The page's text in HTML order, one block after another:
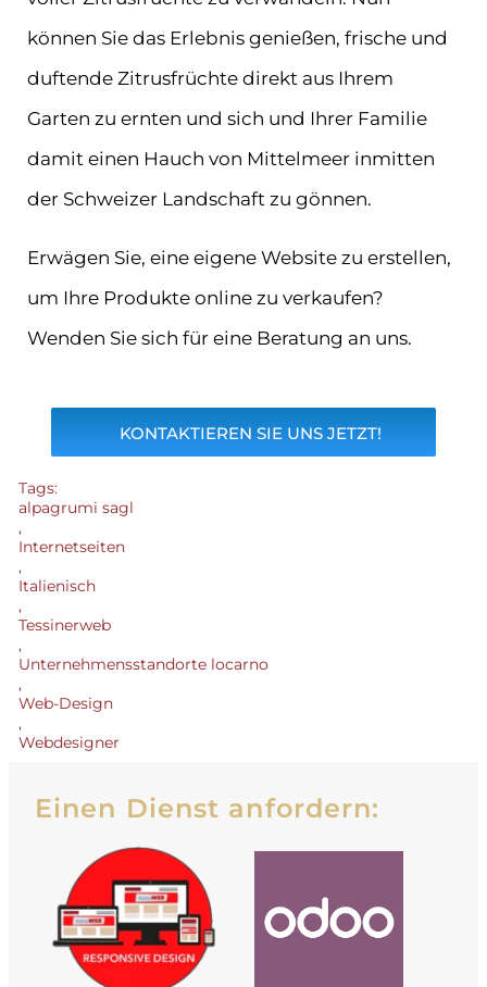
können Sie das Erlebnis genießen, frische und
duftende Zitrusfrüchte direkt aus Ihrem
Garten zu ernten und sich und Ihrer Familie
damit einen Hauch von Mittelmeer inmitten
der Schweizer Landschaft zu gönnen.
Erwägen Sie, eine eigene Website zu erstellen,
um Ihre Produkte online zu verkaufen?
Wenden Sie sich für eine Beratung an uns.
KONTAKTIEREN SIE UNS JETZT!
Tags:
alpagrumi sagl
,
Internetseiten
,
Italienisch
,
Tessinerweb
,
Unternehmensstandorte locarno
,
Web-Design
,
Webdesigner
Einen Dienst anfordern: